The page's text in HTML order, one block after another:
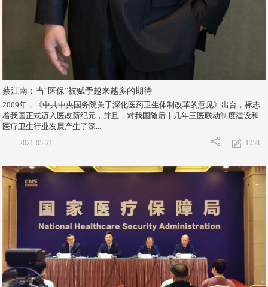
蔡江南：当“医保”被赋予越来越多的期待
2009年，《中共中央国务院关于深化医药卫生体制改革的意见》出台，标志
着我国正式迈入医改新纪元，并且，对我国随后十几年三医联动制度建设和
医疗卫生行业发展产生了深...
1758
2021-05-21